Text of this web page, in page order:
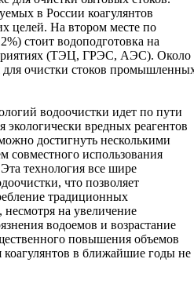
в России коагулянтов
целей. На втором месте по
стоит водоподготовка на
(ТЭЦ, ГРЭС, АЭС). Около
для очистки стоков
водоочистки идет по пути
вредных реагентов
достигнуть несколькими
совместного использования
технология все шире
что позволяет
традиционных
несмотря на увеличение
водоемов и возрастание
повышения объемов
коагулянтов в ближайшие годы не